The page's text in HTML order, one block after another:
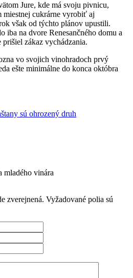
Jure, kde má svoju pivnicu,
miestnej cukrárne vyrobiť aj
však od týchto plánov upustili.
iba na dvore Renesančného domu a
zákaz vychádzania.
vo svojich vinohradoch prvý
ešte minimálne do konca októbra
sú ohrozený druh
vinára
zverejnená. Vyžadované polia sú